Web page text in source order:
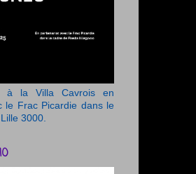
à la Villa Cavrois en
le Frac Picardie dans le
3000.